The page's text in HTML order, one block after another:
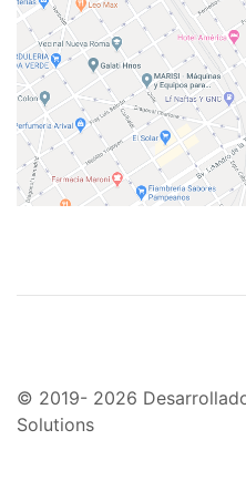
© 2019- 2026
Solutions